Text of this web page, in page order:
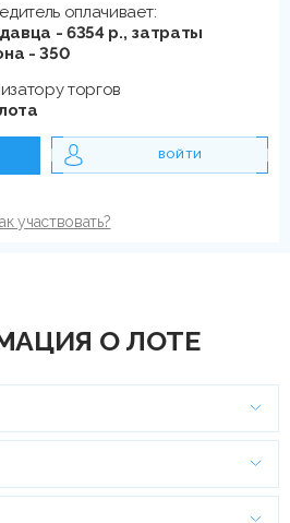
оплачивает:
- 6354 р., затраты
- 350
торгов
ВОЙТИ
участвовать?
О ЛОТЕ